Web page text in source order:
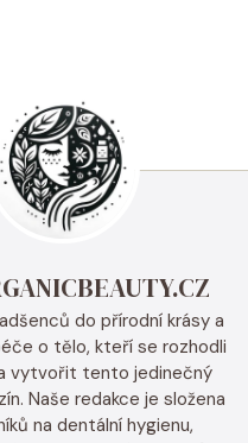
do přírodní krásy a
o tělo, kteří se rozhodli
vytvořit tento jedinečný
Naše redakce je složena
na dentální hygienu,